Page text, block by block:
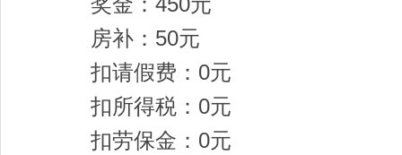
房补：50元
扣请假费：0元
扣所得税：0元
扣劳保金：0元